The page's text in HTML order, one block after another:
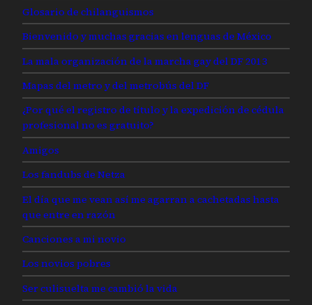
Glosario de chilanguismos
Bienvenido y muchas gracias en lenguas de México
La mala organización de la marcha gay del DF 2013
Mapas del metro y del metrobús del DF
¿Por qué el registro de título y la expedición de cédula
profesional no es gratuito?
Amigos
Los fandubs de Netza
El día que me vean así me agarran a cachetadas hasta
que entre en razón
Canciones a mi novio
Los novios pobres
Ser culisuelta me cambió la vida